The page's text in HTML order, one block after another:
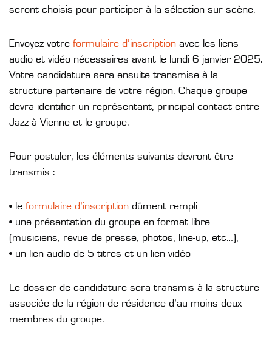
seront choisis pour participer à la sélection sur scène.
Envoyez votre formulaire d’inscription avec les liens
audio et vidéo nécessaires avant le lundi 6 janvier 2025.
Votre candidature sera ensuite transmise à la
structure partenaire de votre région. Chaque groupe
devra identifier un représentant, principal contact entre
Jazz à Vienne et le groupe.
Pour postuler, les éléments suivants devront être
transmis :
• le formulaire d’inscription dûment rempli
• une présentation du groupe en format libre
(musiciens, revue de presse, photos, line-up, etc…),
• un lien audio de 5 titres et un lien vidéo
Le dossier de candidature sera transmis à la structure
associée de la région de résidence d’au moins deux
membres du groupe.